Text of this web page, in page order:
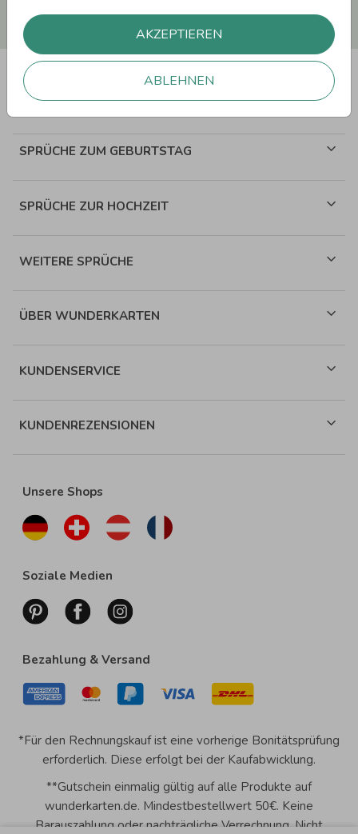
AKZEPTIEREN
ABLEHNEN
ANMELDEN
SPRÜCHE ZUM GEBURTSTAG
SPRÜCHE ZUR HOCHZEIT
WEITERE SPRÜCHE
ÜBER WUNDERKARTEN
KUNDENSERVICE
KUNDENREZENSIONEN
Unsere Shops
Soziale Medien
Bezahlung & Versand
*Für den Rechnungskauf ist eine vorherige Bonitätsprüfung
erforderlich. Diese erfolgt bei der Kaufabwicklung.
**Gutschein einmalig gültig auf alle Produkte auf
wunderkarten.de. Mindestbestellwert 50€. Keine
Barauszahlung oder nachträgliche Verrechnung. Nicht